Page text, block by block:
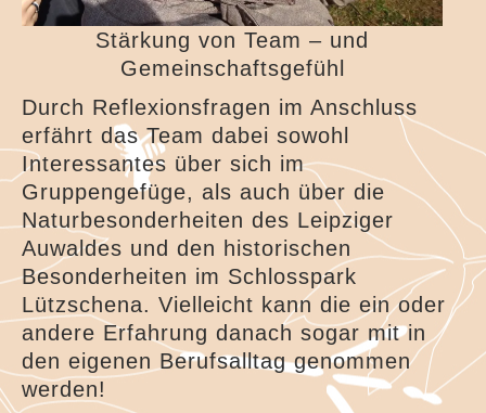
Stärkung von Team – und
Gemeinschaftsgefühl
Durch Reflexionsfragen im Anschluss
erfährt das Team dabei sowohl
Interessantes über sich im
Gruppengefüge, als auch über die
Naturbesonderheiten des Leipziger
Auwaldes und den historischen
Besonderheiten im Schlosspark
Lützschena. Vielleicht kann die ein oder
andere Erfahrung danach sogar mit in
den eigenen Berufsalltag genommen
werden!